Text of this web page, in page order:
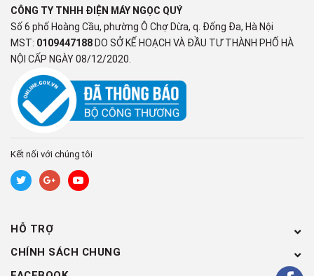
Khi đến giai đoạn xả (mực nước còn 2/8 lồng), cả lồng giặt sẽ
quay tốc độ cao để đánh bay các vết bám, hạn chế mùi hôi và
nguy cơ gây hại cho sức khỏe do nấm mốc, vi khuẩn phát triển.
Yên tâm hơn với tính năng khóa
CÔNG TY TNHH ĐIỆN MÁY NGỌC QUÝ
Số 6 phố Hoàng Cầu, phường Ô Chợ Dừa, q. Đống Đa, Hà Nội
MST: 0109447188 DO SỞ KẾ HOẠCH VÀ ĐẦU TƯ THÀNH PHỐ HÀ
NỘI CẤP NGÀY 08/12/2020.
Kết nối với chúng tôi
HỖ TRỢ
CHÍNH SÁCH CHUNG